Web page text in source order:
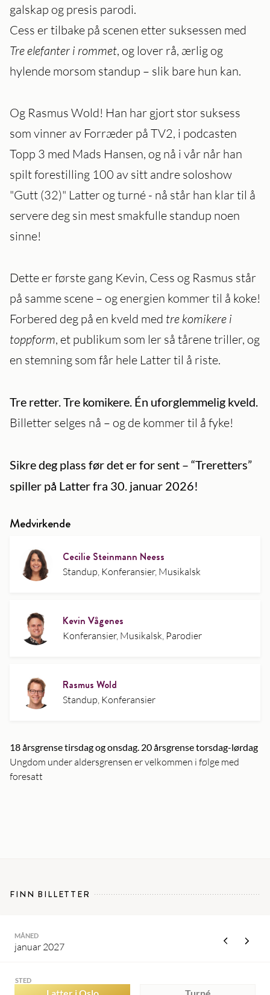
galskap og presis parodi.
Cess er tilbake på scenen etter suksessen med
Tre elefanter i rommet, og lover rå, ærlig og
hylende morsom standup – slik bare hun kan.
Og Rasmus Wold! Han har gjort stor suksess
som vinner av Forræder på TV2, i podcasten
Topp 3 med Mads Hansen, og nå i vår når han
spilt forestilling 100 av sitt andre soloshow
"Gutt (32)" Latter og turné - nå står han klar til å
servere deg sin mest smakfulle standup noen
sinne!
Dette er første gang Kevin, Cess og Rasmus står
på samme scene – og energien kommer til å koke!
Forbered deg på en kveld med tre komikere i
toppform, et publikum som ler så tårene triller, og
en stemning som får hele Latter til å riste.
Tre retter. Tre komikere. Én uforglemmelig kveld.
Billetter selges nå – og de kommer til å fyke!
Sikre deg plass før det er for sent – “Treretters”
spiller på Latter fra 30. januar 2026!
Medvirkende
Cecilie Steinmann Neess
Standup, Konferansier, Musikalsk
Kevin Vågenes
Konferansier, Musikalsk, Parodier
Rasmus Wold
Standup, Konferansier
18 årsgrense tirsdag og onsdag. 20 årsgrense torsdag-lørdag
Ungdom under aldersgrensen er velkommen i følge med
foresatt
FINN BILLETTER
MÅNED
januar 2027
STED